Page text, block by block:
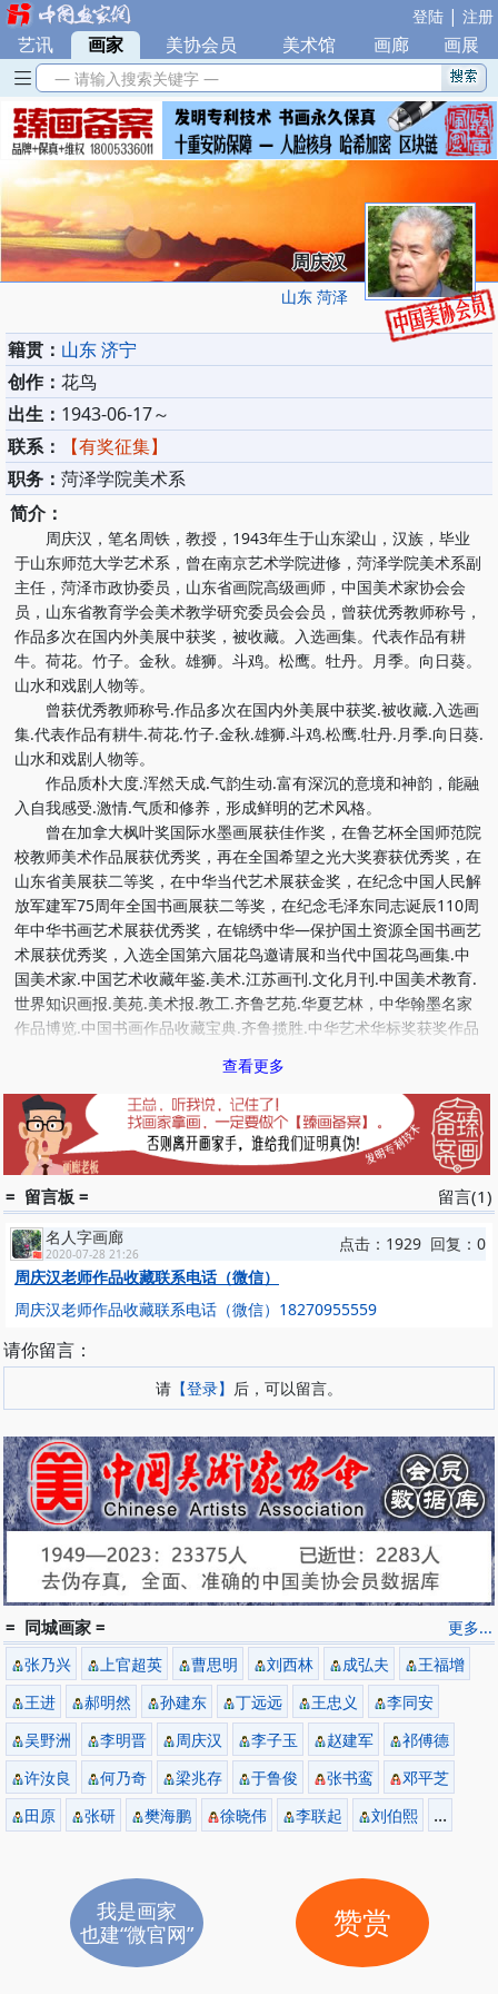
登陆 | 注册
艺讯 | 画家 美协会员 美术馆 画廊 画展
— 请输入搜索关键字 —
周庆汉
山东 菏泽
籍贯： 山东 济宁
创作： 花鸟
出生： 1943-06-17～
联系：
【有奖征集】
职务： 菏泽学院美术系
简介：
周庆汉，笔名周铁，教授，1943年生于山东梁山，汉族，毕业
于山东师范大学艺术系，曾在南京艺术学院进修，菏泽学院美术系副
主任，菏泽市政协委员，山东省画院高级画师，中国美术家协会会
员，山东省教育学会美术教学研究委员会会员，曾获优秀教师称号，
作品多次在国内外美展中获奖，被收藏。入选画集。代表作品有耕
牛。荷花。竹子。金秋。雄狮。斗鸡。松鹰。牡丹。月季。向日葵。
山水和戏剧人物等。
曾获优秀教师称号.作品多次在国内外美展中获奖.被收藏.入选画
集.代表作品有耕牛.荷花.竹子.金秋.雄狮.斗鸡.松鹰.牡丹.月季.向日葵.
山水和戏剧人物等。
作品质朴大度.浑然天成.气韵生动.富有深沉的意境和神韵，能融
入自我感受.激情.气质和修养，形成鲜明的艺术风格。
曾在加拿大枫叶奖国际水墨画展获佳作奖，在鲁艺杯全国师范院
校教师美术作品展获优秀奖，再在全国希望之光大奖赛获优秀奖，在
山东省美展获二等奖，在中华当代艺术展获金奖，在纪念中国人民解
放军建军75周年全国书画展获二等奖，在纪念毛泽东同志诞辰110周
年中华书画艺术展获优秀奖，在锦绣中华—保护国土资源全国书画艺
术展获优秀奖，入选全国第六届花鸟邀请展和当代中国花鸟画集.中
国美术家.中国艺术收藏年鉴.美术.江苏画刊.文化月刊.中国美术教育.
世界知识画报.美苑.美术报.教工.齐鲁艺苑.华夏艺林，中华翰墨名家
作品博览.中国书画作品收藏宝典.齐鲁揽胜.中华艺术华标奖获奖作品
界的中国.中国书画藏典获一等奖，该书认定收藏润格为15000
元/m2.作品还入选中华世纪艺术家作品博览获金奖.古国丹青画卷.翰
墨风华.21世纪中国书画名家作品经典.翰墨中国.中华当代书画名家作
品风采录获优秀奖.生命之光中华百家书画作品集.祥和中国文化艺术
卷.中华功勋人物等书。作品被加拿大海外中国书画研究协会.中国画
研究院.江苏画刊编辑部.武汉画院.宁夏博物馆.广东省中山市艺术馆.
当代书画研究会等单位收藏。论文回到大自然的怀抱.气韵生动的审
美特性及时代演变.在文化月刊.齐鲁艺苑等刊物上发表。山东省电视
台在文苑览胜栏目作了介绍。
查看更多
留言(1)
= 留言板 =
名人字画廊
2020-07-28 21:26
点击：1929 回复：0
周庆汉老师作品收藏联系电话（微信）
周庆汉老师作品收藏联系电话（微信）18270955559
请你留言：
请 【登录】 后，可以留言。
更多...
= 同城画家 =
张乃兴 上官超英 曹思明 刘西林 成弘夫
王福增
王进
郝明然 孙建东 丁远远 王忠义
李同安
吴野洲
李明晋 周庆汉 李子玉 赵建军
祁傅德
许汝良
何乃奇 梁兆存 于鲁俊 张书鸾
邓平芝
田原
张研 樊海鹏 徐晓伟 李联起 刘伯熙 ...
我是画家
也建“微官网”
赞赏